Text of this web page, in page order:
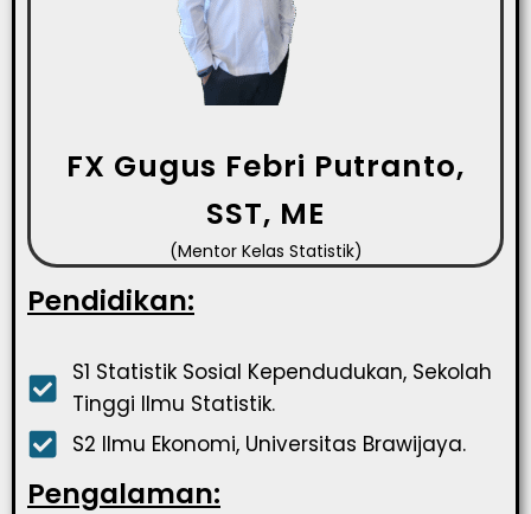
FX Gugus Febri Putranto,
SST, ME
(Mentor Kelas Statistik)
Pendidikan:
S1 Statistik Sosial Kependudukan, Sekolah
Tinggi Ilmu Statistik.
S2 Ilmu Ekonomi, Universitas Brawijaya.
Pengalaman: